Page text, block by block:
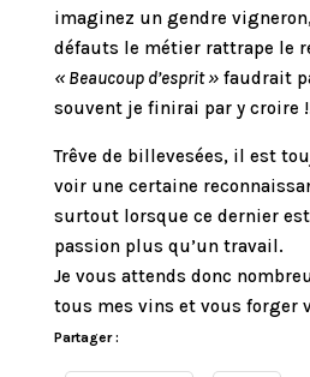
imaginez un gendre
défauts le métier rattrape le
« Beaucoup d’esprit »faudrait
souvent je finirai par y croire
Trêve de billevesées, il est
voir une certaine
surtout lorsque ce dernier
passion plus qu’un travail.
Je vous attends donc
tous mes vins et vous forger
Partager :